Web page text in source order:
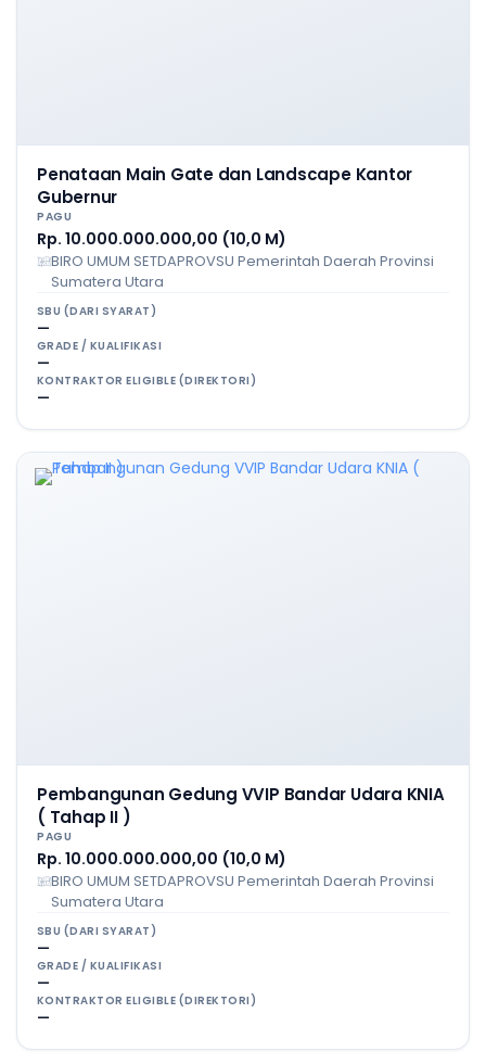
Penataan Main Gate dan Landscape Kantor
Gubernur
PAGU
Rp. 10.000.000.000,00 (10,0 M)
BIRO UMUM SETDAPROVSU Pemerintah Daerah Provinsi
Sumatera Utara
SBU (DARI SYARAT)
—
GRADE / KUALIFIKASI
—
KONTRAKTOR ELIGIBLE (DIREKTORI)
—
Pembangunan Gedung VVIP Bandar Udara KNIA
( Tahap II )
PAGU
Rp. 10.000.000.000,00 (10,0 M)
BIRO UMUM SETDAPROVSU Pemerintah Daerah Provinsi
Sumatera Utara
SBU (DARI SYARAT)
—
GRADE / KUALIFIKASI
—
KONTRAKTOR ELIGIBLE (DIREKTORI)
—